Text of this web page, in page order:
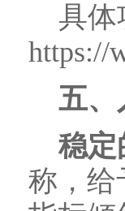
具体
https://
五、
稳定
称，给